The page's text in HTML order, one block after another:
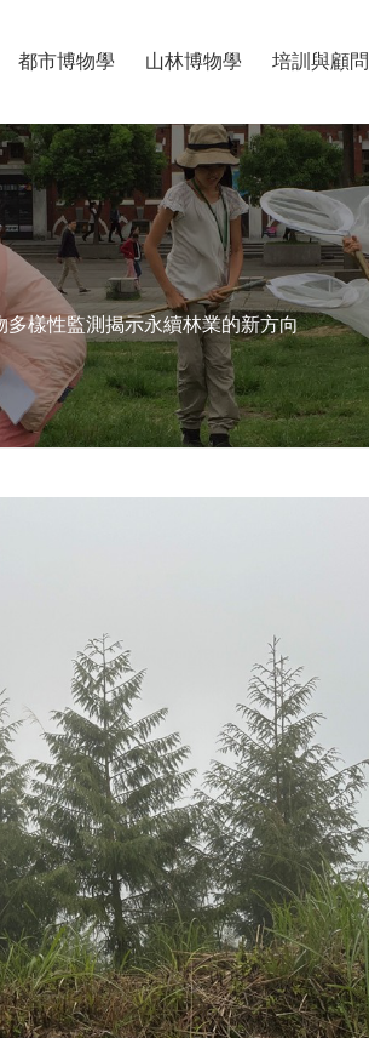
都市博物學 山林博物學 培訓與顧問
樣性監測揭示永續林業的新方向